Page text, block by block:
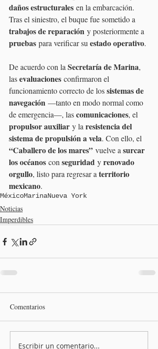
daños estructurales en la embarcación.
Tras el siniestro, el buque fue sometido a
trabajos de reparación y posteriormente a
pruebas para verificar su estado operativo.
De acuerdo con la Secretaría de Marina,
las evaluaciones confirmaron el
funcionamiento correcto de los sistemas de
navegación —tanto en modo normal como
de emergencia—, las comunicaciones, el
propulsor auxiliar y la resistencia del
sistema de propulsión a vela. Con ello, el
“Caballero de los mares” vuelve a surcar
los océanos con seguridad y renovado
orgullo, listo para regresar a territorio
mexicano.
MéxicoMarinaNueva York
Noticias
Imperdibles
Comentarios
Escribir un comentario...